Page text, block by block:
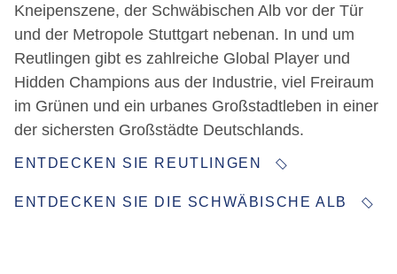
Kneipenszene, der Schwäbischen Alb vor der Tür
und der Metropole Stuttgart nebenan. In und um
Reutlingen gibt es zahlreiche Global Player und
Hidden Champions aus der Industrie, viel Freiraum
im Grünen und ein urbanes Großstadtleben in einer
der sichersten Großstädte Deutschlands.
ENTDECKEN SIE REUTLINGEN
ENTDECKEN SIE DIE SCHWÄBISCHE ALB